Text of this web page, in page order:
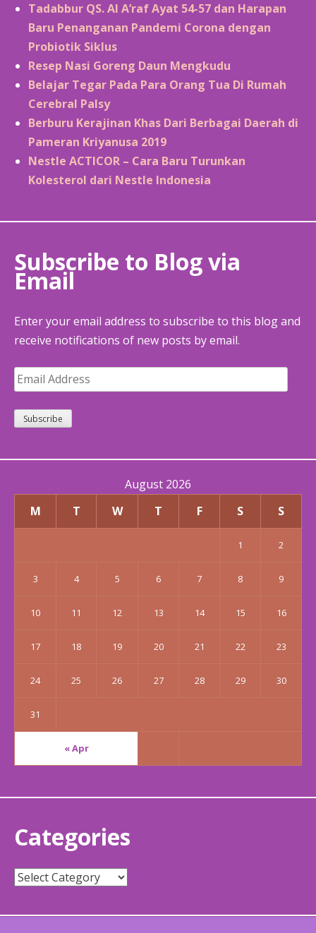
Tadabbur QS. Al A’raf Ayat 54-57 dan Harapan
Baru Penanganan Pandemi Corona dengan
Probiotik Siklus
Resep Nasi Goreng Daun Mengkudu
Belajar Tegar Pada Para Orang Tua Di Rumah
Cerebral Palsy
Berburu Kerajinan Khas Dari Berbagai Daerah di
Pameran Kriyanusa 2019
Nestle ACTICOR – Cara Baru Turunkan
Kolesterol dari Nestle Indonesia
Subscribe to Blog via
Email
Enter your email address to subscribe to this blog and
receive notifications of new posts by email.
Email
Address
Subscribe
August 2026
M
T W T F S S
« Apr
1 2
3 4 5 6 7 8 9
10 11 12 13 14 15 16
17 18 19 20 21 22 23
24 25 26 27 28 29 30
31
Categories
Categories